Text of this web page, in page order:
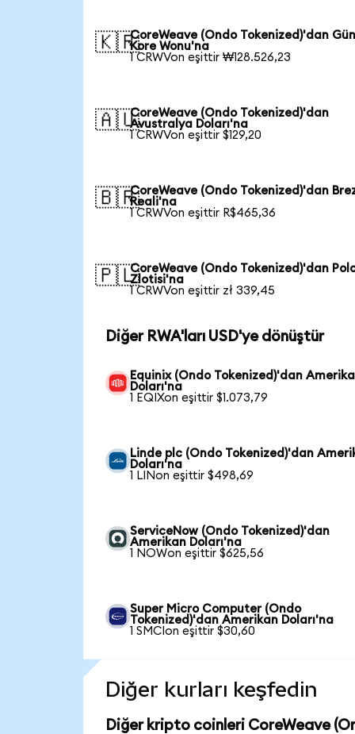
🇰🇷CoreWeave (Ondo Tokenized)'dan
Kore Wonu'na
1 CRWVon eşittir ₩128.526,23
🇦🇺CoreWeave (Ondo Tokenized)'dan
Avustralya Doları'na
1 CRWVon eşittir $129,20
🇧🇷CoreWeave (Ondo Tokenized)'dan
Reali'na
1 CRWVon eşittir R$465,36
🇵🇱CoreWeave (Ondo Tokenized)'dan
Zlotisi'na
1 CRWVon eşittir zł 339,45
Diğer RWA'ları USD'ye dönüştür
Equinix (Ondo Tokenized)'dan
Doları'na
1 EQIXon eşittir $1.073,79
Linde plc (Ondo Tokenized)'dan
Doları'na
1 LINon eşittir $498,69
ServiceNow (Ondo Tokenized)'dan
Amerikan Doları'na
1 NOWon eşittir $625,56
Super Micro Computer (Ondo
Tokenized)'dan Amerikan Doları'na
1 SMCIon eşittir $30,60
Diğer kurları keşfedin
Diğer kripto coinleri CoreWeave